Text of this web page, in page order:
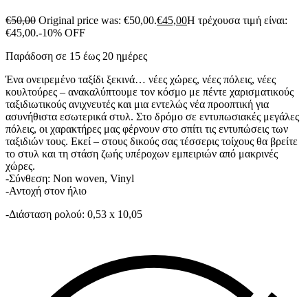
€50,00 Original price was: €50,00.€45,00Η τρέχουσα τιμή είναι:
€45,00.-10% OFF
Παράδοση σε 15 έως 20 ημέρες
Ένα ονειρεμένο ταξίδι ξεκινά… νέες χώρες, νέες πόλεις, νέες
κουλτούρες – ανακαλύπτουμε τον κόσμο με πέντε χαρισματικούς
ταξιδιωτικούς ανιχνευτές και μια εντελώς νέα προοπτική για
ασυνήθιστα εσωτερικά στυλ. Στο δρόμο σε εντυπωσιακές μεγάλες
πόλεις, οι χαρακτήρες μας φέρνουν στο σπίτι τις εντυπώσεις των
ταξιδιών τους. Εκεί – στους δικούς σας τέσσερις τοίχους θα βρείτε
το στυλ και τη στάση ζωής υπέροχων εμπειριών από μακρινές
χώρες.
-Σύνθεση: Non woven, Vinyl
-Αντοχή στον ήλιο
-Διάσταση ρολού: 0,53 x 10,05